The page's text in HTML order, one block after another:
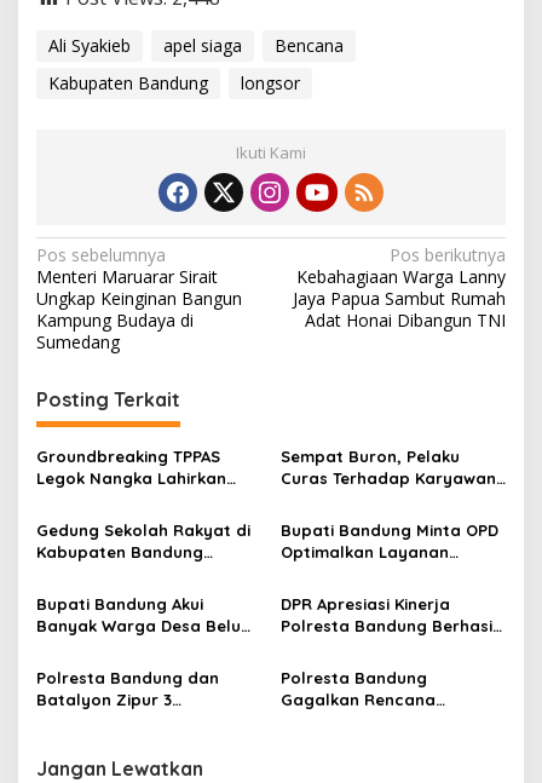
Ali Syakieb apel siaga
Bencana
Kabupaten Bandung
longsor
Ikuti Kami
N
a
v
g
a
s
p
o
s
Pos sebelumnya
Menteri Maruarar Sirait
Ungkap Keinginan Bangun
Kampung Budaya di
Sumedang
Pos berikutnya
Kebahagiaan Warga Lanny
Jaya Papua Sambut Rumah
Adat Honai Dibangun TNI
Posting Terkait
Groundbreaking TPPAS
Legok Nangka Lahirkan
Penyelesaian Sampah
Bandung Raya
Sempat Buron, Pelaku
Curas Terhadap Karyawan
Ditangkap Polisi
Gedung Sekolah Rakyat di
Kabupaten Bandung
Siap Tampung Dua Ribu
Siswa
Bupati Bandung Minta OPD
Optimalkan Layanan
Masyarakat Soal
Kekeringan
Bupati Bandung Akui
Banyak Warga Desa Belum
Koperasi Merah Putih
DPR Apresiasi Kinerja
Polresta Bandung Berhasil
Perkara dan Sita Jutaan
Narkoba
Polresta Bandung dan
Batalyon Zipur 3
Kondusifitas Wilayah
Polresta Bandung
Gagalkan Rencana
Jangan Lewatkan